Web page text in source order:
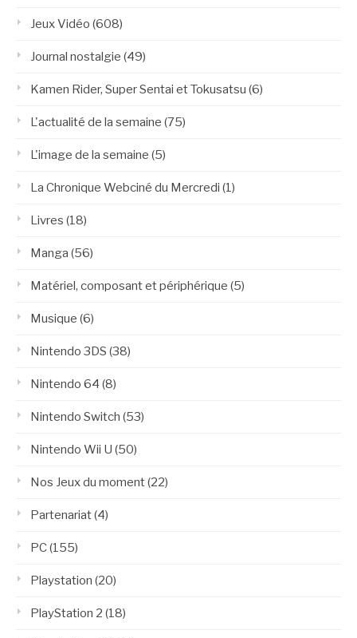
Jeux Vidéo (608)
Journal nostalgie (49)
Kamen Rider, Super Sentai et Tokusatsu (6)
L'actualité de la semaine (75)
L'image de la semaine (5)
La Chronique Webciné du Mercredi (1)
Livres (18)
Manga (56)
Matériel, composant et périphérique (5)
Musique (6)
Nintendo 3DS (38)
Nintendo 64 (8)
Nintendo Switch (53)
Nintendo Wii U (50)
Nos Jeux du moment(22)
Partenariat(4)
PC(155)
Playstation (20)
PlayStation 2 (18)